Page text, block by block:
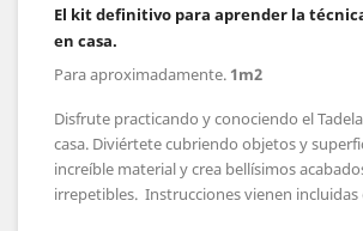
El kit definitivo para aprender la
en casa.
Para aproximadamente. 1m2
Disfrute practicando y conociendo el
casa. Diviértete cubriendo objetos y
increíble material y crea bellísimos
irrepetibles. Instrucciones vienen incluidas